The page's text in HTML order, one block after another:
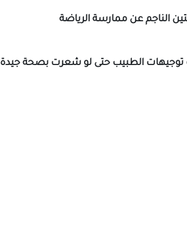
الناجم عن ممارسة الرياضة
الطبيب حتى لو شعرت بصحة جيدة